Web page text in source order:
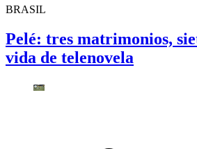
BRASIL
Pelé: tres matrimonios,
vida de telenovela